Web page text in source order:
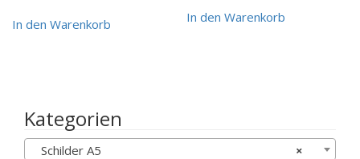
In den Warenkorb In den Warenkorb
Kategorien
×
Schilder A5